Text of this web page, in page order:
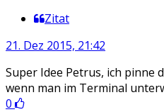
Zitat
21. Dez 2015, 21:42
Super Idee Petrus, ich pinne
wenn man im Terminal
0